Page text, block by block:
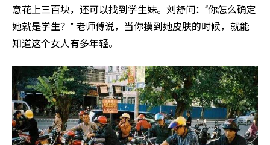
意花上三百块，还可以找到学生妹。刘舒问：“你怎么确定
她就是学生？” 老师傅说，当你摸到她皮肤的时候，就能
知道这个女人有多年轻。